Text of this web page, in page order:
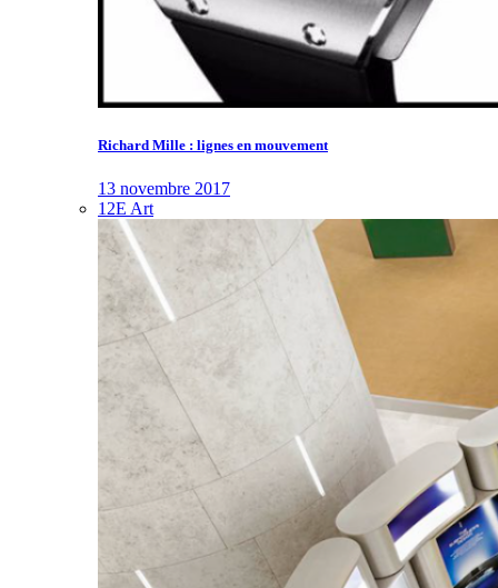
Richard Mille : lignes en mouvement
13 novembre 2017
12E Art